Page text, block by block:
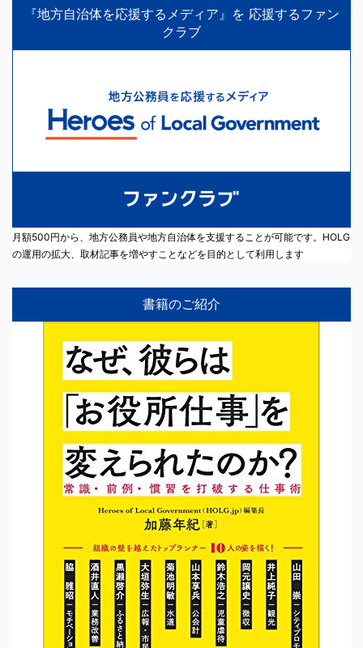
『地方自治体を応援するメディア』を 応援するファン
クラブ
月額500円から、地方公務員や地方自治体を支援することが可能です。HOLG
の運用の拡大、取材記事を増やすことなどを目的として利用します
書籍のご紹介